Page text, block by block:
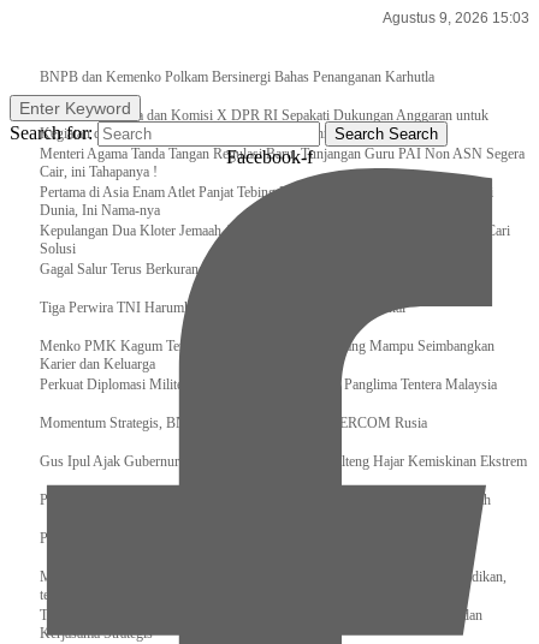
Agustus 9, 2026 15:03
BNPB dan Kemenko Polkam Bersinergi Bahas Penanganan Karhutla
Raker Kemenpora dan Komisi X DPR RI Sepakati Dukungan Anggaran untuk
Kegiatan dan Program Prioritas Pemuda dan Olahraga
Menteri Agama Tanda Tangan Regulasi Baru, Tunjangan Guru PAI Non ASN Segera
Cair, ini Tahapanya !
Pertama di Asia Enam Atlet Panjat Tebing Indonesia Taklukkan Tebing Tertinggi
Dunia, Ini Nama-nya
Kepulangan Dua Kloter Jemaah Asal Surabaya Tertunda, Kemenag Upayakan Cari
Solusi
Gagal Salur Terus Berkurang, Gus Ipul: 405 Ribu Lebih Bansos Cair
Tiga Perwira TNI Harumkan Indonesia Di Kancah Internasional
Menko PMK Kagum Terhadap Perempuan Modern yang Mampu Seimbangkan
Karier dan Keluarga
Perkuat Diplomasi Militer, Panglima TNI Terima CC Panglima Tentera Malaysia
Momentum Strategis, BNPB Terima Kunjungan EMERCOM Rusia
Gus Ipul Ajak Gubernur dan Bupati/Wali Kota se-Kalteng Hajar Kemiskinan Ekstrem
Panglima TNI Sambut Kedatangan Presiden RI Usai Lawatan ke Timur Tengah
Pengurus Pusat Pordasi Pacu Dapat Pesan dari Sri Paduka
Menag RI dan Dua Menteri Yordania Jalin Sinergi Bidang Wakaf dan Pendidikan,
termasuk Beasiswa
Tiba di Tanah Air, Presiden Prabowo Subianto Bawa Komitmen Investasi dan
Kerjasama Strategis
Enter Keyword
Search for: Search Search
Facebook-f